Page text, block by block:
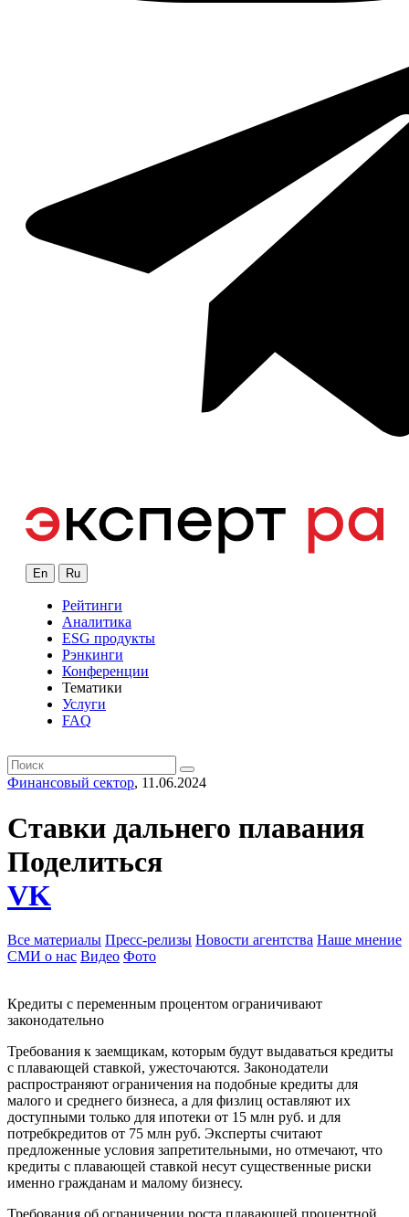
En Ru
Рейтинги
Аналитика
ESG продукты
Рэнкинги
Конференции
Тематики
Услуги
FAQ
Финансовый сектор, 11.06.2024
Ставки дальнего плавания
Поделиться
VK
Все материалы Пресс-релизы Новости агентства Наше мнение
СМИ о нас Видео Фото
Кредиты с переменным процентом ограничивают
законодательно
Требования к заемщикам, которым будут выдаваться кредиты
с плавающей ставкой, ужесточаются. Законодатели
распространяют ограничения на подобные кредиты для
малого и среднего бизнеса, а для физлиц оставляют их
доступными только для ипотеки от 15 млн руб. и для
потребкредитов от 75 млн руб. Эксперты считают
предложенные условия запретительными, но отмечают, что
кредиты с плавающей ставкой несут существенные риски
именно гражданам и малому бизнесу.